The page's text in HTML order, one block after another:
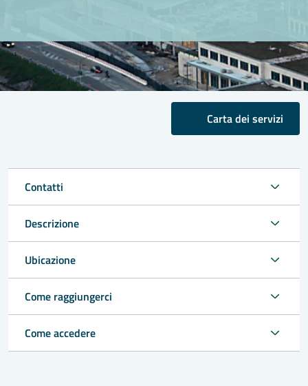
Carta dei servizi
Contatti
Descrizione
Ubicazione
Come raggiungerci
Come accedere